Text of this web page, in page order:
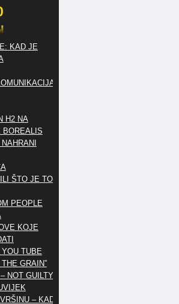
KAD JE
H2 NA
BOREALIS
ŠTO JE TO
PEOPLE
KOJE
TUBE
GRAIN”
NOT GUILTY
– KAD